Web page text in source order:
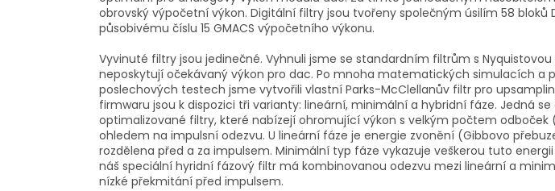
obrovský výpočetní výkon. Digitální filtry jsou tvořeny společným úsilím 58 bloků
působivému číslu 15 GMACS výpočetního výkonu.
Vyvinuté filtry jsou jedinečné. Vyhnuli jsme se standardním filtrům s
neposkytují očekávaný výkon pro dac. Po mnoha matematických simulacích a
poslechových testech jsme vytvořili vlastní Parks-McClellanův filtr pro
firmwaru jsou k dispozici tři varianty: lineární, minimální a hybridní fáze. Jedná se
optimalizované filtry, které nabízejí ohromující výkon s velkým počtem odboček
ohledem na impulsní odezvu. U lineární fáze je energie zvonění (Gibbovo
rozdělena před a za impulsem. Minimální typ fáze vykazuje veškerou tuto
náš speciální hyridní fázový filtr má kombinovanou odezvu mezi lineární a
nízké překmitání před impulsem.